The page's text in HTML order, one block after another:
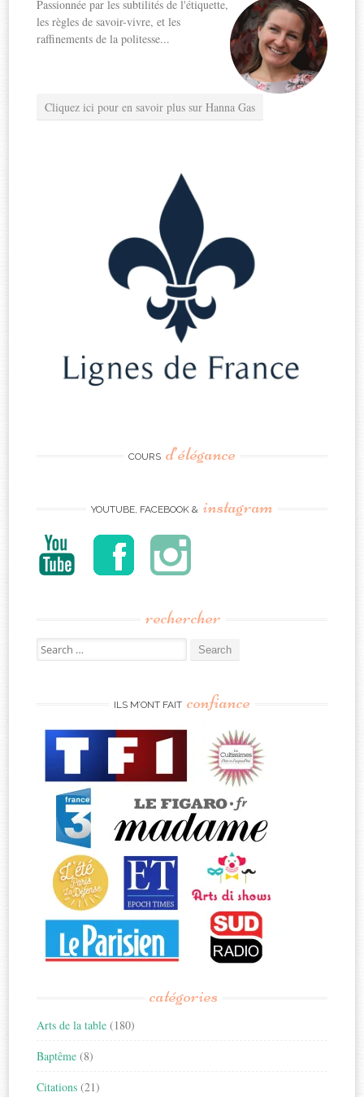
Passionnée par les subtilités de l'étiquette,
les règles de savoir-vivre, et les
raffinements de la politesse...
Cliquez ici pour en savoir plus sur Hanna Gas
COURS d’élégance
YOUTUBE, FACEBOOK & instagram
rechercher
Search
for:
ILS M’ONT FAIT confiance
catégories
Arts de la table (180)
Baptême (8)
Citations (21)